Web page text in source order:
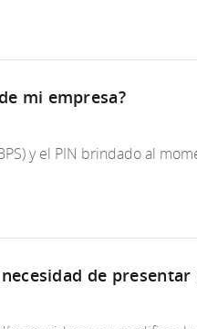
mi empresa?
y el PIN brindado al
de presentar